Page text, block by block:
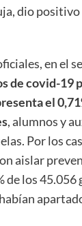
dio positivo
en el
de covid-19
el
, alumnos y
Por los
aislar
de los 45.056